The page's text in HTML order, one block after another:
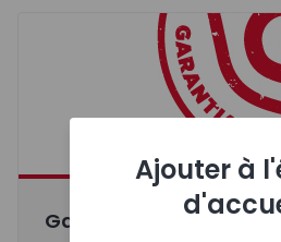
Garantie ERA
Ajouter à